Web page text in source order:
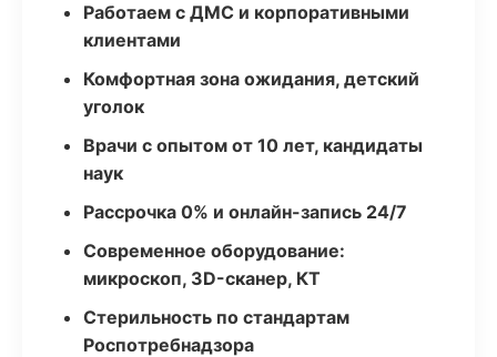
Работаем с ДМС и корпоративными
клиентами
Комфортная зона ожидания, детский
уголок
Врачи с опытом от 10 лет, кандидаты
наук
Рассрочка 0% и онлайн-запись 24/7
Современное оборудование:
микроскоп, 3D-сканер, КТ
Стерильность по стандартам
Роспотребнадзора